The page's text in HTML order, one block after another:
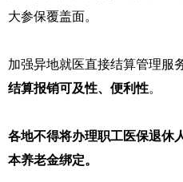
大参保覆盖面。
加强异地就医直接结算管理服
结算报销可及性、便利性。
各地不得将办理职工医保退休
本养老金绑定。